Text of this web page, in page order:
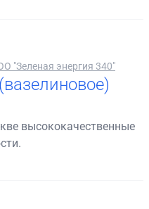
"Зеленая энергия 340"
высококачественные